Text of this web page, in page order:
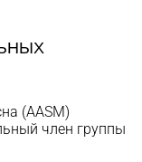
(AASM)
член группы